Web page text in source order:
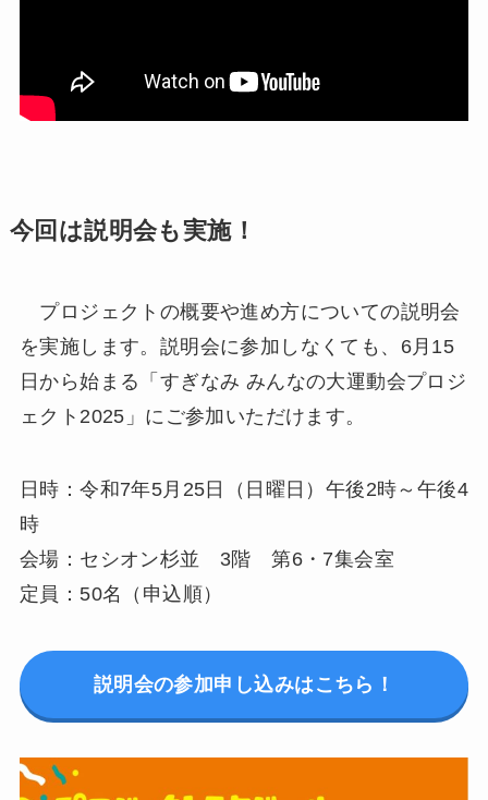
今回は説明会も実施！
プロジェクトの概要や進め方についての説明会
を実施します。説明会に参加しなくても、6月15
日から始まる「すぎなみ みんなの大運動会プロジ
ェクト2025」にご参加いただけます。
日時：令和7年5月25日（日曜日）午後2時～午後4
時
会場：セシオン杉並 3階 第6・7集会室
定員：50名（申込順）
説明会の参加申し込みはこちら！